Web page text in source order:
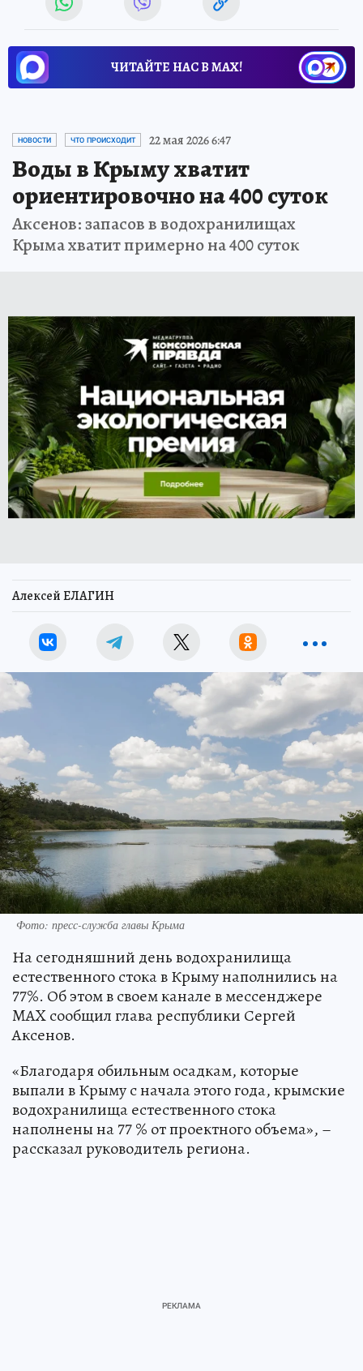
ЧИТАЙТЕ НАС В МАХ!
НОВОСТИ ЧТО ПРОИСХОДИТ 22 мая 2026 6:47
Воды в Крыму хватит
ориентировочно на 400 суток
Аксенов: запасов в водохранилищах
Крыма хватит примерно на 400 суток
Алексей ЕЛАГИН
Фото: пресс-служба главы Крыма
На сегодняшний день водохранилища
естественного стока в Крыму наполнились на
77%. Об этом в своем канале в мессенджере
MAX сообщил глава республики Сергей
Аксенов.
«Благодаря обильным осадкам, которые
выпали в Крыму с начала этого года, крымские
водохранилища естественного стока
наполнены на 77 % от проектного объема», –
рассказал руководитель региона.